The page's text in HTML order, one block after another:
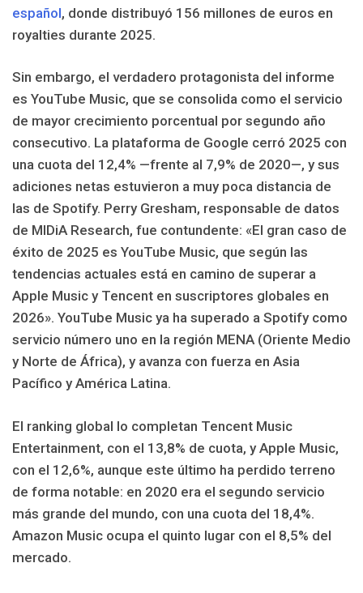
español, donde distribuyó 156 millones de euros en
royalties durante 2025.
Sin embargo, el verdadero protagonista del informe
es YouTube Music, que se consolida como el servicio
de mayor crecimiento porcentual por segundo año
consecutivo. La plataforma de Google cerró 2025 con
una cuota del 12,4% —frente al 7,9% de 2020—, y sus
adiciones netas estuvieron a muy poca distancia de
las de Spotify. Perry Gresham, responsable de datos
de MIDiA Research, fue contundente: «El gran caso de
éxito de 2025 es YouTube Music, que según las
tendencias actuales está en camino de superar a
Apple Music y Tencent en suscriptores globales en
2026». YouTube Music ya ha superado a Spotify como
servicio número uno en la región MENA (Oriente Medio
y Norte de África), y avanza con fuerza en Asia
Pacífico y América Latina.
El ranking global lo completan Tencent Music
Entertainment, con el 13,8% de cuota, y Apple Music,
con el 12,6%, aunque este último ha perdido terreno
de forma notable: en 2020 era el segundo servicio
más grande del mundo, con una cuota del 18,4%.
Amazon Music ocupa el quinto lugar con el 8,5% del
mercado.